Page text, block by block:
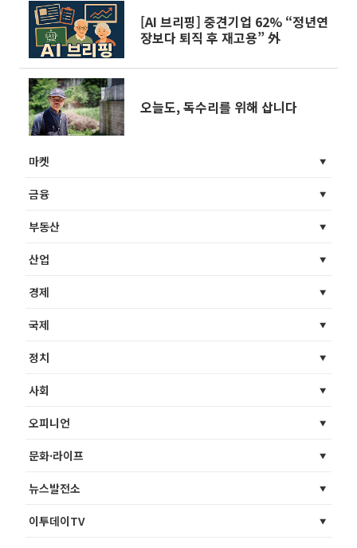
[AI 브리핑] 중견기업 62% “정년연
장보다 퇴직 후 재고용” 外
오늘도, 독수리를 위해 삽니다
마켓
금융
부동산
산업
경제
국제
정치
사회
오피니언
문화·라이프
뉴스발전소
이투데이TV